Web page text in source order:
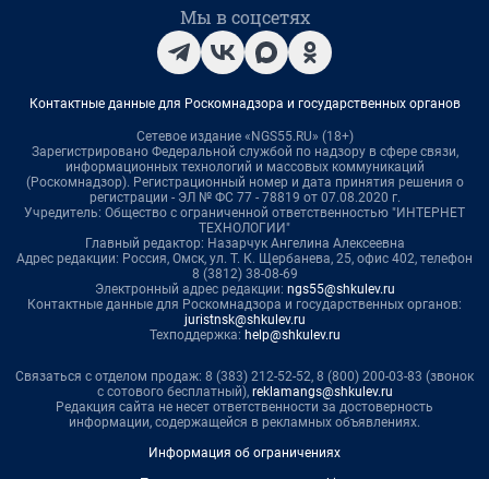
Мы в соцсетях
Контактные данные для Роскомнадзора и государственных органов
Сетевое издание «NGS55.RU» (18+)
Зарегистрировано Федеральной службой по надзору в сфере связи,
информационных технологий и массовых коммуникаций
(Роскомнадзор). Регистрационный номер и дата принятия решения о
регистрации - ЭЛ № ФС 77 - 78819 от 07.08.2020 г.
Учредитель: Общество с ограниченной ответственностью "ИНТЕРНЕТ
ТЕХНОЛОГИИ"
Главный редактор: Назарчук Ангелина Алексеевна
Адрес редакции: Россия, Омск, ул. Т. К. Щербанева, 25, офис 402, телефон
8 (3812) 38-08-69
Электронный адрес редакции: ngs55@shkulev.ru
Контактные данные для Роскомнадзора и государственных органов:
juristnsk@shkulev.ru
Техподдержка: help@shkulev.ru
Связаться с отделом продаж: 8 (383) 212-52-52, 8 (800) 200-03-83 (звонок
с сотового бесплатный), reklamangs@shkulev.ru
Редакция сайта не несет ответственности за достоверность
информации, содержащейся в рекламных объявлениях.
Информация об ограничениях